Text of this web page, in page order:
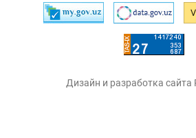
Дизайн и разработка